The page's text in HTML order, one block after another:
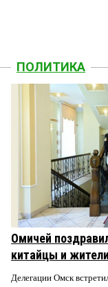
ПОЛИТИКА
Омичей
китайцы и
Делегации Омск